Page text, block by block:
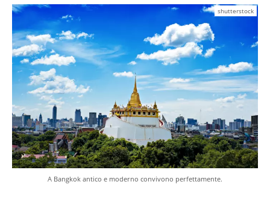
shutterstock
A Bangkok antico e moderno convivono perfettamente.